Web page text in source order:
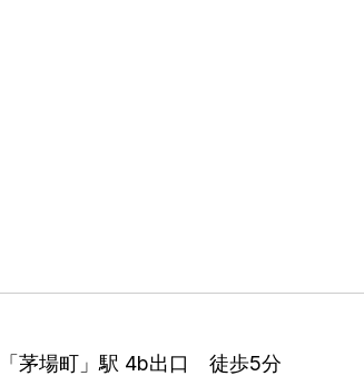
茅場町」駅 4b出口 徒歩5分